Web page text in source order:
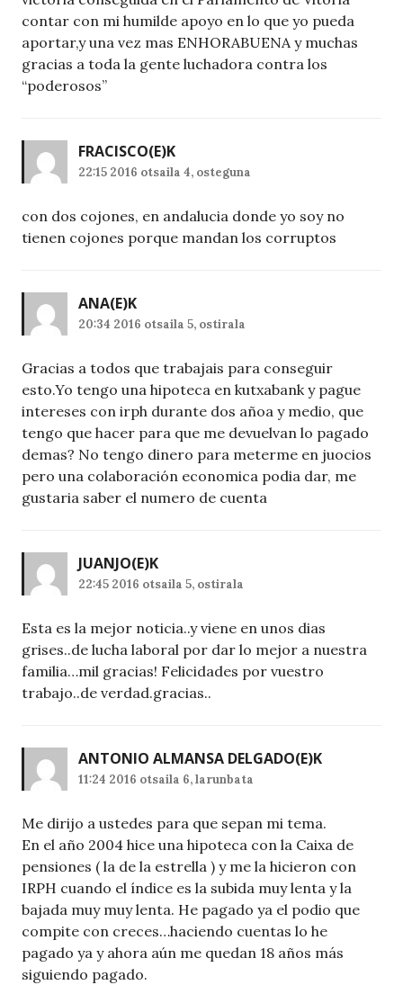
contar con mi humilde apoyo en lo que yo pueda
aportar,y una vez mas ENHORABUENA y muchas
gracias a toda la gente luchadora contra los
“poderosos”
FRACISCO(E)K
22:15 2016 otsaila 4, osteguna
con dos cojones, en andalucia donde yo soy no
tienen cojones porque mandan los corruptos
ANA(E)K
20:34 2016 otsaila 5, ostirala
Gracias a todos que trabajais para conseguir
esto.Yo tengo una hipoteca en kutxabank y pague
intereses con irph durante dos añoa y medio, que
tengo que hacer para que me devuelvan lo pagado
demas? No tengo dinero para meterme en juocios
pero una colaboración economica podia dar, me
gustaria saber el numero de cuenta
JUANJO(E)K
22:45 2016 otsaila 5, ostirala
Esta es la mejor noticia..y viene en unos dias
grises..de lucha laboral por dar lo mejor a nuestra
familia…mil gracias! Felicidades por vuestro
trabajo..de verdad.gracias..
ANTONIO ALMANSA DELGADO(E)K
11:24 2016 otsaila 6, larunbata
Me dirijo a ustedes para que sepan mi tema.
En el año 2004 hice una hipoteca con la Caixa de
pensiones ( la de la estrella ) y me la hicieron con
IRPH cuando el índice es la subida muy lenta y la
bajada muy muy lenta. He pagado ya el podio que
compite con creces…haciendo cuentas lo he
pagado ya y ahora aún me quedan 18 años más
siguiendo pagado.